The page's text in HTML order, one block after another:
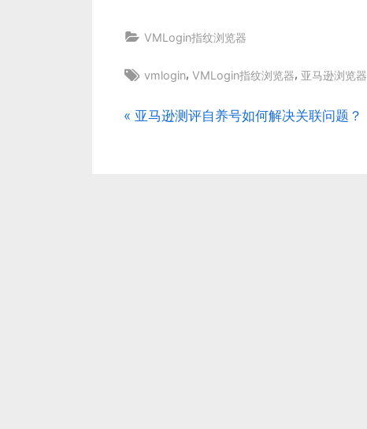
VMLogin指纹浏览器
Tags:
vmlogin, VMLogin指纹浏览器, 亚马逊浏览器
文
P
亚马逊测评自养号如何解决关联问题？